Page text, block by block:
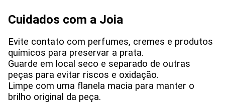
Cuidados com a Joia
Evite contato com perfumes, cremes e produtos
químicos para preservar a prata.
Guarde em local seco e separado de outras
peças para evitar riscos e oxidação.
Limpe com uma flanela macia para manter o
brilho original da peça.